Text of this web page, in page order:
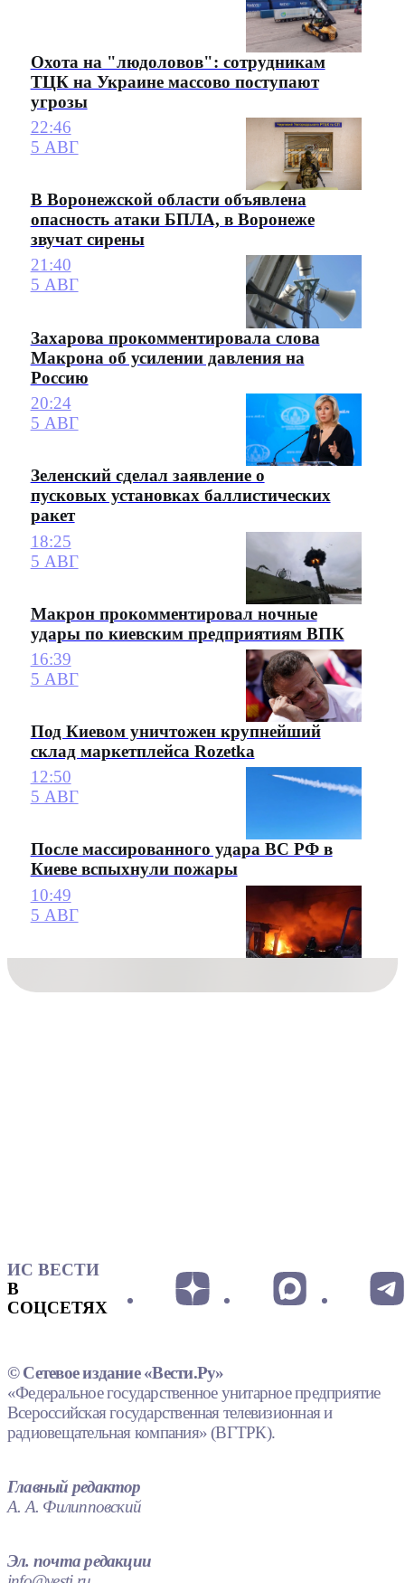
Охота на "людоловов": сотрудникам
ТЦК на Украине массово поступают
угрозы
22:46
5 АВГ
В Воронежской области объявлена
опасность атаки БПЛА, в Воронеже
звучат сирены
21:40
5 АВГ
Захарова прокомментировала слова
Макрона об усилении давления на
Россию
20:24
5 АВГ
Зеленский сделал заявление о
пусковых установках баллистических
ракет
18:25
5 АВГ
Макрон прокомментировал ночные
удары по киевским предприятиям ВПК
16:39
5 АВГ
Под Киевом уничтожен крупнейший
склад маркетплейса Rozetka
12:50
5 АВГ
После массированного удара ВС РФ в
Киеве вспыхнули пожары
10:49
5 АВГ
ИС ВЕСТИ
В
СОЦСЕТЯХ
© Сетевое издание «Вести.Ру»
«Федеральное государственное унитарное предприятие
Всероссийская государственная телевизионная и
радиовещательная компания» (ВГТРК).
Главный редактор
А. А. Филипповский
Эл. почта редакции